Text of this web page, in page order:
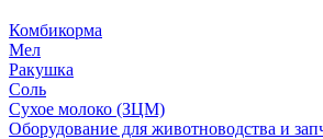
Комбикорма
Мел
Ракушка
Соль
Сухое молоко (ЗЦМ)
Оборудование для животноводства и